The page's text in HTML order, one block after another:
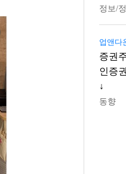
정보/
업앤다
증권
인증
↓
동향